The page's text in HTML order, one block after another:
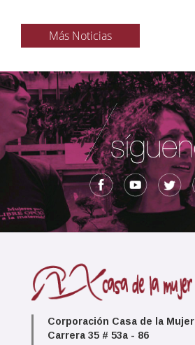
Más Noticias
Corporación Casa de la Mujer
Carrera 35 # 53a - 86